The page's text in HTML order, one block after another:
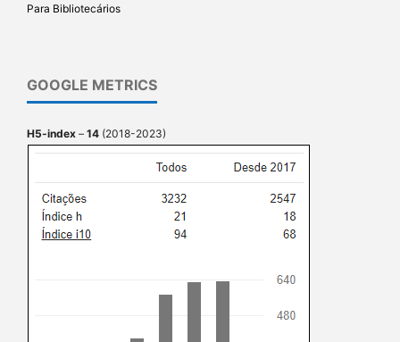
Para Bibliotecários
GOOGLE METRICS
H5-index – 14 (2018-2023)